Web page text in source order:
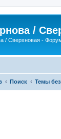
/
/ Сверхновая -
Поиск Темы